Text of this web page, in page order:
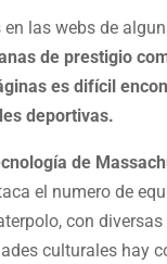
las webs de
de prestigio
es difícil
deportivas.
de
el numero de
con
culturales hay